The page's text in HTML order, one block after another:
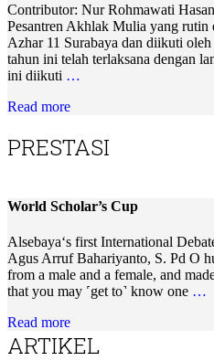
Contributor: Nur Rohmawati
Pesantren Akhlak Mulia yang
Azhar 11 Surabaya dan diikuti
tahun ini telah terlaksana dengan
ini diikuti …
Read more
PRESTASI
World Scholar’s Cup
Alsebaya‘s first International
Agus Arruf Bahariyanto, S. Pd O
from a male and a female, and
that you may ˹get to˺ know one …
Read more
ARTIKEL